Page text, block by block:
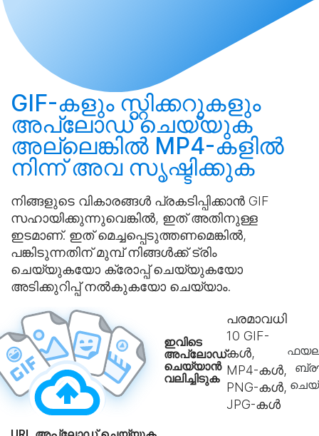
GIF-കളും സ്റ്റിക്കറുകളും
അപ്‌ലോഡ് ചെയ്യുക
അല്ലെങ്കിൽ MP4-കളിൽ
നിന്ന് അവ സൃഷ്ടിക്കുക
നിങ്ങളുടെ വികാരങ്ങൾ പ്രകടിപ്പിക്കാൻ GIF
സഹായിക്കുന്നുവെങ്കിൽ, ഇത് അതിനുള്ള
ഇടമാണ്. ഇത് മെച്ചപ്പെടുത്തണമെങ്കിൽ,
പങ്കിടുന്നതിന് മുമ്പ് നിങ്ങൾക്ക് ട്രിം
ചെയ്യുകയോ ക്രോപ്പ് ചെയ്യുകയോ
അടിക്കുറിപ്പ് നൽകുകയോ ചെയ്യാം.
ഇവിടെ
അപ്‌ലോഡ്
ചെയ്യാൻ
വലിച്ചിടുക
പരമാവധി
10 GIF-
കൾ,
MP4-കൾ,
PNG-കൾ,
JPG-കൾ